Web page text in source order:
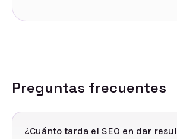
Preguntas frecuentes
¿Cuánto tarda el SEO en dar